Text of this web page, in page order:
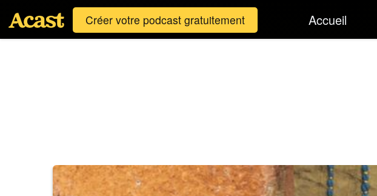
Créer votre podcast gratuitement Accueil